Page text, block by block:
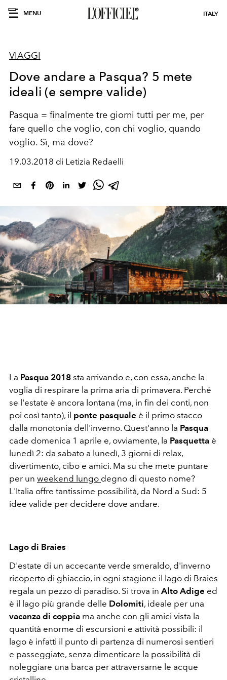
MENU ITALY
VIAGGI
Dove andare a Pasqua? 5 mete
ideali (e sempre valide)
Pasqua = finalmente tre giorni tutti per me, per
fare quello che voglio, con chi voglio, quando
voglio. Sì, ma dove?
19.03.2018 di Letizia Redaelli
La Pasqua 2018 sta arrivando e, con essa, anche la
voglia di respirare la prima aria di primavera. Perché
se l'estate è ancora lontana (ma, in fin dei conti, non
poi così tanto), il ponte pasquale è il primo stacco
dalla monotonia dell'inverno. Quest'anno la Pasqua
cade domenica 1 aprile e, ovviamente, la Pasquetta è
lunedì 2: da sabato a lunedì, 3 giorni di relax,
divertimento, cibo e amici. Ma su che mete puntare
per un weekend lungo degno di questo nome?
L'Italia offre tantissime possibilità, da Nord a Sud: 5
idee valide per decidere dove andare.
Lago di Braies
D'estate di un accecante verde smeraldo, d'inverno
ricoperto di ghiaccio, in ogni stagione il lago di Braies
regala un pezzo di paradiso. Si trova in Alto Adige ed
è il lago più grande delle Dolomiti, ideale per una
vacanza di coppia ma anche con gli amici vista la
quantità enorme di escursioni e attività possibili: il
lago è infatti il punto di partenza di numerosi sentieri
e passeggiate, senza dimenticare la possibilità di
noleggiare una barca per attraversarne le acque